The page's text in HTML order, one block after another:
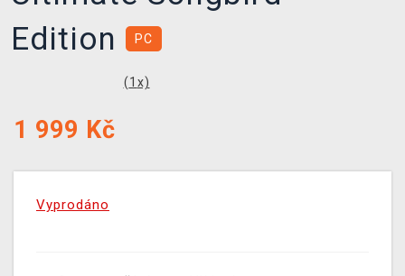
Edition
PC
(1 x)
1 999 Kč
Vyprodáno